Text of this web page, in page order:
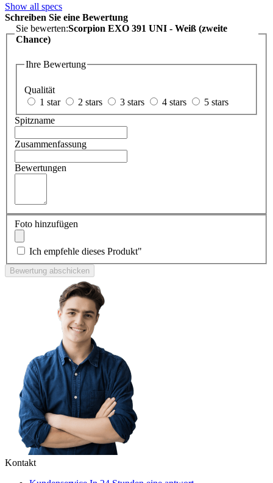
Show all specs
Schreiben Sie eine Bewertung
Sie bewerten:Scorpion EXO 391 UNI - Weiß (zweite
Chance)
Ihre Bewertung
Qualität
1 star
2 stars 3 stars 4 stars
5 stars
Spitzname
Zusammenfassung
Bewertungen
Foto hinzufügen
Ich empfehle dieses Produkt"
Bewertung abschicken
Kontakt